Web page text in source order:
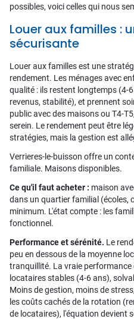
possibles, voici celles qui nous
Louer aux familles :
sécurisante
Louer aux familles est une
rendement. Les ménages avec
qualité : ils restent longtemps (4-
revenus, stabilité), et prennent
public avec des maisons ou T4-
serein. Le rendement peut être
stratégies, mais la gestion est
Verrieres-le-buisson offre un
familiale. Maisons disponibles.
Ce qu'il faut acheter : maison
dans un quartier familial (écoles,
minimum. L'état compte : les
fonctionnel.
Performance et sérénité. Le
peu en dessous de la moyenne
tranquillité. La vraie
locataires stables (4-6 ans),
Moins de gestion, moins de
les coûts cachés de la rotation
de locataires), l'équation devient